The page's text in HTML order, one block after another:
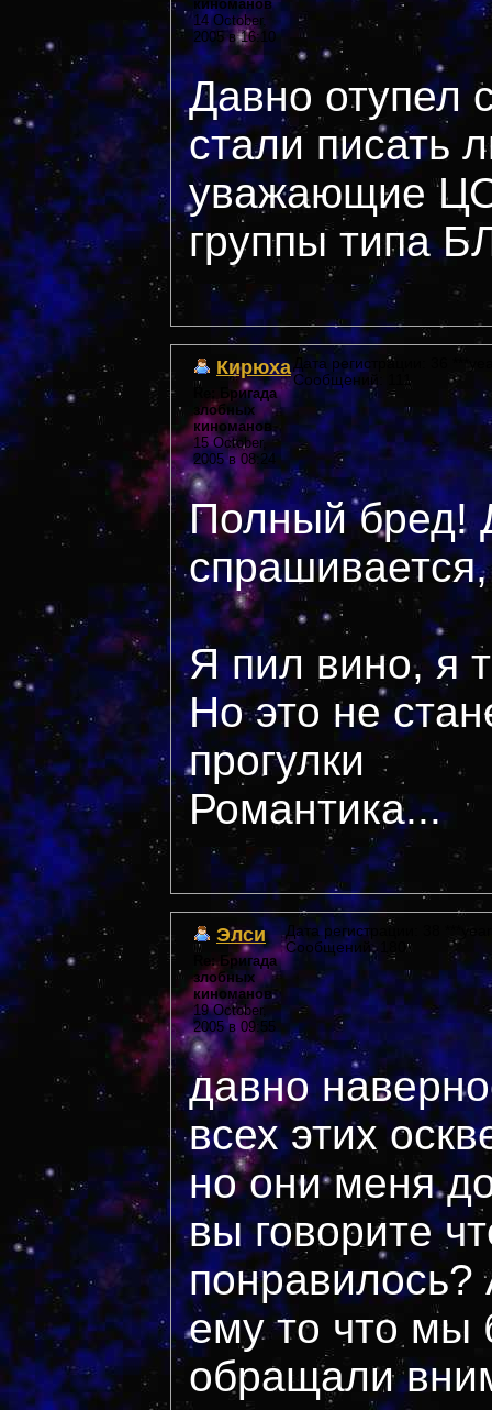
киноманов
14 October,
2005 в 16:10
Давно отупел
стали писать
уважающие
группы типа
Кирюха
Re: Бригада
злобных
киноманов
15 October,
2005 в 08:24
Дата регистрации: 36
Сообщений: 111
Полный бред!
Я пил вино, я
Но это не
прогулки
Романтика...
Элси
Re: Бригада
злобных
киноманов
19 October,
2005 в 09:55
Дата регистрации: 38
Сообщений: 180
давно
всех этих
но они меня
вы говорите
ему то что мы
обращали